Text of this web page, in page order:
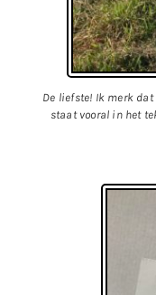
De liefste! Ik merk
staat vooral in het